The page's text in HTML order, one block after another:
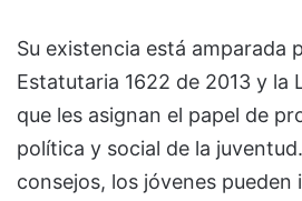
Su existencia está amparada
Estatutaria 1622 de 2013 y la
que les asignan el papel de
política y social de la
consejos, los jóvenes